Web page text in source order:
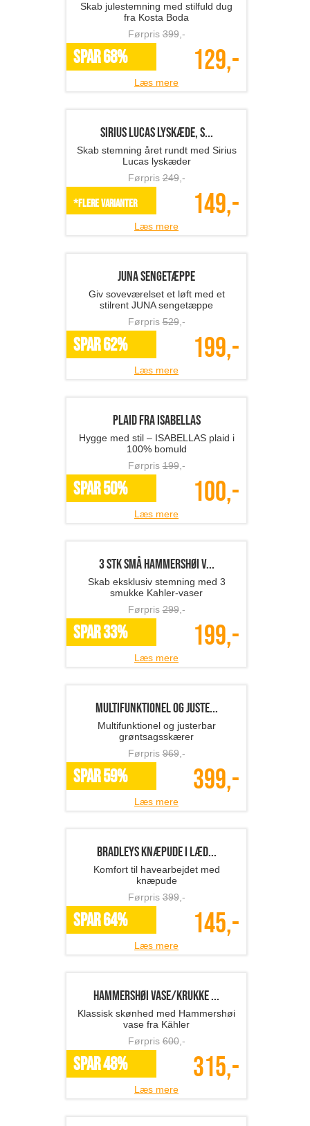
Skab julestemning med stilfuld dug
fra Kosta Boda
Førpris399,-
SPAR 68% 129,-
Læs mere
Sirius LUCAS lyskæde, s...
*Flere varianter 149,-
Læs mere
JUNA sengetæppe
SPAR 62% 199,-
Læs mere
Plaid fra ISABELLAS
SPAR 50% 100,-
Læs mere
3 stk små Hammershøi v...
Skab eksklusiv stemning med 3
smukke Kahler-vaser
Førpris
Multifunktionel og juste...
Multifunktionel og justerbar
grøntsagsskærer
Førpris